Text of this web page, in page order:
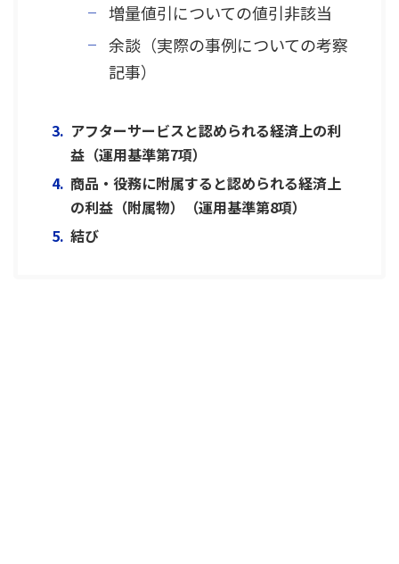
増量値引についての値引非該当
余談（実際の事例についての考察
記事）
アフターサービスと認められる経済上の利
益（運用基準第7項）
商品・役務に附属すると認められる経済上
の利益（附属物）（運用基準第8項）
結び